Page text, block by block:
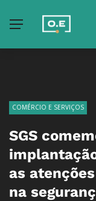
COMÉRCIO E SERVIÇOS
SGS
as
na